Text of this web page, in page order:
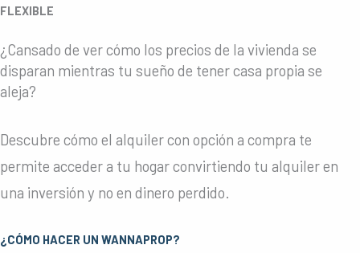
FLEXIBLE
¿Cansado de ver cómo los precios de la vivienda se
disparan mientras tu sueño de tener casa propia se
aleja?
Descubre cómo el alquiler con opción a compra te
permite acceder a tu hogar convirtiendo tu alquiler en
una inversión y no en dinero perdido.
¿CÓMO HACER UN WANNAPROP?